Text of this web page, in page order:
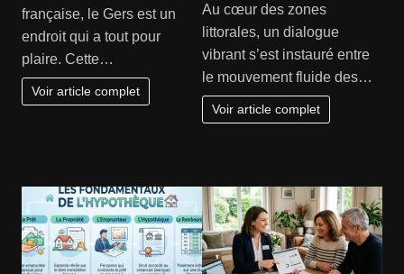
française, le Gers est un
endroit qui a tout pour
plaire. Cette…
Voir article complet
Au cœur des zones
littorales, un dialogue
vibrant s’est instauré entre
le mouvement fluide des…
Voir article complet